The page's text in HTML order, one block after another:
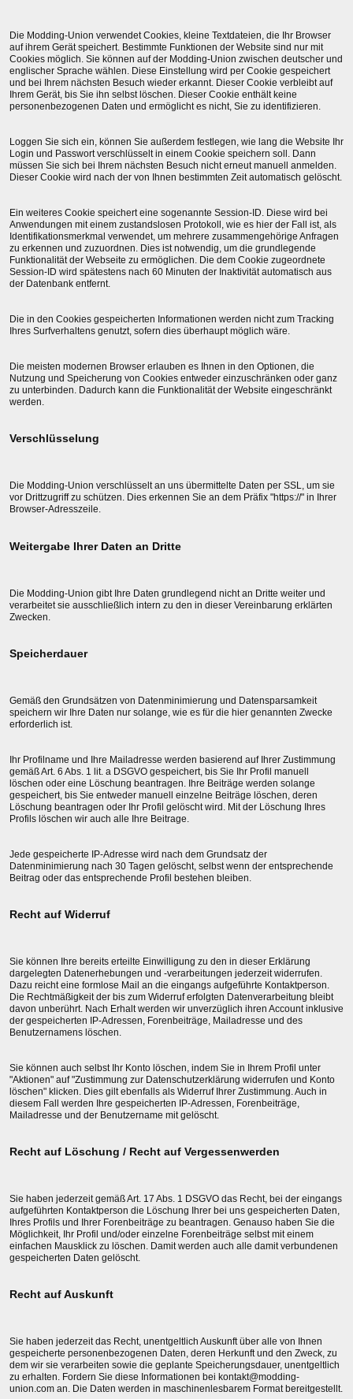
Die Modding-Union verwendet Cookies, kleine Textdateien, die Ihr Browser
auf ihrem Gerät speichert. Bestimmte Funktionen der Website sind nur mit
Cookies möglich. Sie können auf der Modding-Union zwischen deutscher und
englischer Sprache wählen. Diese Einstellung wird per Cookie gespeichert
und bei Ihrem nächsten Besuch wieder erkannt. Dieser Cookie verbleibt auf
Ihrem Gerät, bis Sie ihn selbst löschen. Dieser Cookie enthält keine
personenbezogenen Daten und ermöglicht es nicht, Sie zu identifizieren.
Loggen Sie sich ein, können Sie außerdem festlegen, wie lang die Website Ihr
Login und Passwort verschlüsselt in einem Cookie speichern soll. Dann
müssen Sie sich bei Ihrem nächsten Besuch nicht erneut manuell anmelden.
Dieser Cookie wird nach der von Ihnen bestimmten Zeit automatisch gelöscht.
Ein weiteres Cookie speichert eine sogenannte Session-ID. Diese wird bei
Anwendungen mit einem zustandslosen Protokoll, wie es hier der Fall ist, als
Identifikationsmerkmal verwendet, um mehrere zusammengehörige Anfragen
zu erkennen und zuzuordnen. Dies ist notwendig, um die grundlegende
Funktionalität der Webseite zu ermöglichen. Die dem Cookie zugeordnete
Session-ID wird spätestens nach 60 Minuten der Inaktivität automatisch aus
der Datenbank entfernt.
Die in den Cookies gespeicherten Informationen werden nicht zum Tracking
Ihres Surfverhaltens genutzt, sofern dies überhaupt möglich wäre.
Die meisten modernen Browser erlauben es Ihnen in den Optionen, die
Nutzung und Speicherung von Cookies entweder einzuschränken oder ganz
zu unterbinden. Dadurch kann die Funktionalität der Website eingeschränkt
werden.
Verschlüsselung
Die Modding-Union verschlüsselt an uns übermittelte Daten per SSL, um sie
vor Drittzugriff zu schützen. Dies erkennen Sie an dem Präfix "https://" in Ihrer
Browser-Adresszeile.
Weitergabe Ihrer Daten an Dritte
Die Modding-Union gibt Ihre Daten grundlegend nicht an Dritte weiter und
verarbeitet sie ausschließlich intern zu den in dieser Vereinbarung erklärten
Zwecken.
Speicherdauer
Gemäß den Grundsätzen von Datenminimierung und Datensparsamkeit
speichern wir Ihre Daten nur solange, wie es für die hier genannten Zwecke
erforderlich ist.
Ihr Profilname und Ihre Mailadresse werden basierend auf Ihrer Zustimmung
gemäß Art. 6 Abs. 1 lit. a DSGVO gespeichert, bis Sie Ihr Profil manuell
löschen oder eine Löschung beantragen. Ihre Beiträge werden solange
gespeichert, bis Sie entweder manuell einzelne Beiträge löschen, deren
Löschung beantragen oder Ihr Profil gelöscht wird. Mit der Löschung Ihres
Profils löschen wir auch alle Ihre Beitrage.
Jede gespeicherte IP-Adresse wird nach dem Grundsatz der
Datenminimierung nach 30 Tagen gelöscht, selbst wenn der entsprechende
Beitrag oder das entsprechende Profil bestehen bleiben.
Recht auf Widerruf
Sie können Ihre bereits erteilte Einwilligung zu den in dieser Erklärung
dargelegten Datenerhebungen und -verarbeitungen jederzeit widerrufen.
Dazu reicht eine formlose Mail an die eingangs aufgeführte Kontaktperson.
Die Rechtmäßigkeit der bis zum Widerruf erfolgten Datenverarbeitung bleibt
davon unberührt. Nach Erhalt werden wir unverzüglich ihren Account inklusive
der gespeicherten IP-Adressen, Forenbeiträge, Mailadresse und des
Benutzernamens löschen.
Sie können auch selbst Ihr Konto löschen, indem Sie in Ihrem Profil unter
"Aktionen" auf "Zustimmung zur Datenschutzerklärung widerrufen und Konto
löschen" klicken. Dies gilt ebenfalls als Widerruf Ihrer Zustimmung. Auch in
diesem Fall werden Ihre gespeicherten IP-Adressen, Forenbeiträge,
Mailadresse und der Benutzername mit gelöscht.
Recht auf Löschung / Recht auf Vergessenwerden
Sie haben jederzeit gemäß Art. 17 Abs. 1 DSGVO das Recht, bei der eingangs
aufgeführten Kontaktperson die Löschung Ihrer bei uns gespeicherten Daten,
Ihres Profils und Ihrer Forenbeiträge zu beantragen. Genauso haben Sie die
Möglichkeit, Ihr Profil und/oder einzelne Forenbeiträge selbst mit einem
einfachen Mausklick zu löschen. Damit werden auch alle damit verbundenen
gespeicherten Daten gelöscht.
Recht auf Auskunft
Sie haben jederzeit das Recht, unentgeltlich Auskunft über alle von Ihnen
gespeicherte personenbezogenen Daten, deren Herkunft und den Zweck, zu
dem wir sie verarbeiten sowie die geplante Speicherungsdauer, unentgeltlich
zu erhalten. Fordern Sie diese Informationen bei kontakt@modding-
union.com an. Die Daten werden in maschinenlesbarem Format bereitgestellt.